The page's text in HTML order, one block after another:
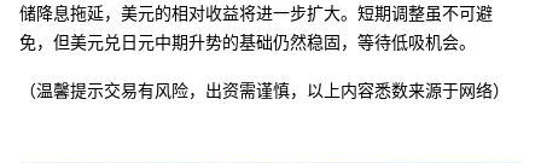
储降息拖延，美元的相对收益将进一步扩大。短期调整虽不可避
免，但美元兑日元中期升势的基础仍然稳固，等待低吸机会。
（温馨提示交易有风险，出资需谨慎，以上内容悉数来源于网络）